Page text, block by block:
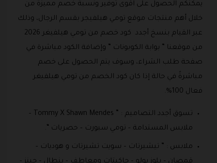
يمكنكم الحصول على اقوى توفير ونسبة خصم مميزة من
خلال أهم منتجات موقع تومي هيلفيجر بقسم الرجال، وذلك
من موقعنا ” بوابة الكوبونات ” وإضافة الكود مباشرة في
صفحة طلب الشراء، وسوف يتم الحصول على خصم
مباشرةً في حالة إذا كان كود الخصم من تومي هيلفيغر
فعال 100%.
تسوق أجدد التصاميم : ” Tommy X Shawn Mendes –
ملابس المستدامة – تومي سبورت – حصريات “.
ملابس : ” تيشيرتات – سويت تشيرتات و هوديات –